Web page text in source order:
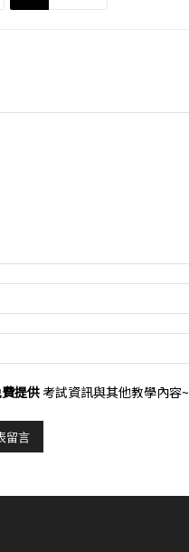
提供考試資訊與其他教學內容~